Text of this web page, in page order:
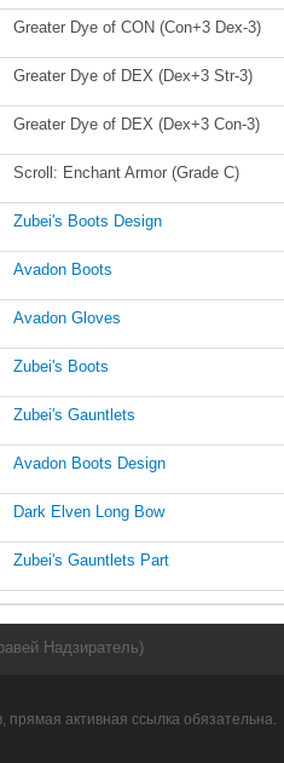
Greater Dye of CON (Con+3 Dex-3)
Greater Dye of DEX (Dex+3 Str-3)
Greater Dye of DEX (Dex+3 Con-3)
Scroll: Enchant Armor (Grade C)
Zubei's Boots Design
Avadon Boots
Avadon Gloves
Zubei's Boots
Zubei's Gauntlets
Avadon Boots Design
Dark Elven Long Bow
Zubei's Gauntlets Part
Надзиратель)
активная ссылка обязательна.